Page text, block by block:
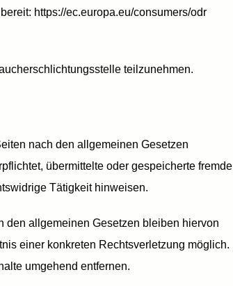
https://ec.europa.eu/consumers/odr
teilzunehmen.
nach den allgemeinen Gesetzen
übermittelte oder gespeicherte fremde
Tätigkeit hinweisen.
den allgemeinen Gesetzen bleiben hiervon
einer konkreten Rechtsverletzung möglich.
umgehend entfernen.